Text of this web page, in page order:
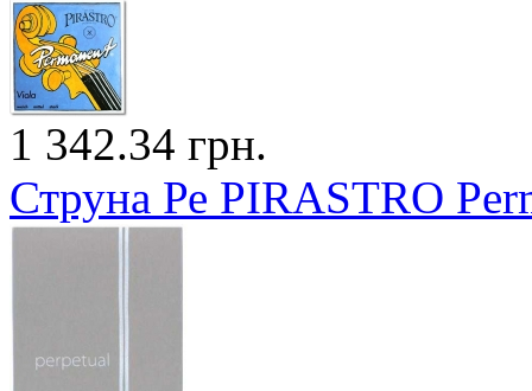
1 342.34 грн.
Струна Ре PIRASTRO